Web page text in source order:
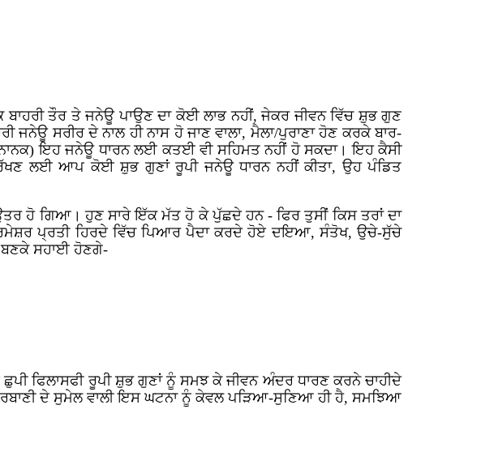
ਤੌਰ ਤੇ ਜਨੇਊ ਪਾਉਣ ਦਾ ਕੋਈ ਲਾਭ ਨਹੀਂ, ਜੇਕਰ ਜੀਵਨ ਵਿੱਚ ਸ਼ੁਭ ਗੁਣ
ਸਰੀਰ ਦੇ ਨਾਲ ਹੀ ਨਾਸ ਹੋ ਜਾਣ ਵਾਲਾ, ਮੈਲਾ/ਪੁਰਾਣਾ ਹੋਣ ਕਰਕੇ ਬਾਰ-
ਇਹ ਜਨੇਊ ਧਾਰਨ ਲਈ ਕਤਈ ਵੀ ਸਹਿਮਤ ਨਹੀਂ ਹੋ ਸਕਦਾ। ਇਹ ਕੈਸੀ
ਲਈ ਆਪ ਕੋਈ ਸ਼ੁਭ ਗੁਣਾਂ ਰੂਪੀ ਜਨੇਊ ਧਾਰਨ ਨਹੀਂ ਕੀਤਾ, ਉਹ ਪੰਡਿਤ
ਹੋ ਗਿਆ। ਹੁਣ ਸਾਰੇ ਇੱਕ ਮੱਤ ਹੋ ਕੇ ਪੁੱਛਦੇ ਹਨ - ਫਿਰ ਤੁਸੀਂ ਕਿਸ ਤਰਾਂ ਦਾ
ਪ੍ਰਤੀ ਹਿਰਦੇ ਵਿੱਚ ਪਿਆਰ ਪੈਦਾ ਕਰਦੇ ਹੋਏ ਦਇਆ, ਸੰਤੋਖ, ਉਚੇ-ਸੁੱਚੇ
ਬਣਕੇ ਸਹਾਈ ਹੋਣਗੇ-
ਫਿਲਾਸਫੀ ਰੂਪੀ ਸ਼ੁਭ ਗੁਣਾਂ ਨੂੰ ਸਮਝ ਕੇ ਜੀਵਨ ਅੰਦਰ ਧਾਰਣ ਕਰਨੇ ਚਾਹੀਦੇ
ਦੇ ਸੁਮੇਲ ਵਾਲੀ ਇਸ ਘਟਨਾ ਨੂੰ ਕੇਵਲ ਪੜਿਆ-ਸੁਣਿਆ ਹੀ ਹੈ, ਸਮਝਿਆ